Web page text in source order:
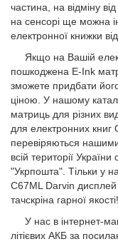
частина, на відміну
на сенсорі ще можна
електронної книжки
Якщо на Вашій
пошкоджена E-Ink
зможете придбати
ціною. У нашому
матриць для різних
для електронних
перевіряються
всій території
"Укрпошта". Тільки у
C67ML Darvin дисплей
тачскріна гарної якості!
У нас в інтернет-
літієвих АКБ за